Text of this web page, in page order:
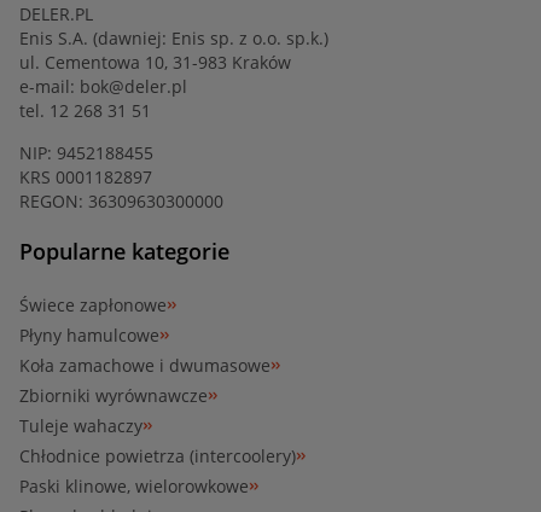
DELER.PL
Enis S.A. (dawniej: Enis sp. z o.o. sp.k.)
ul. Cementowa 10, 31-983 Kraków
e-mail: bok@deler.pl
tel. 12 268 31 51
NIP: 9452188455
KRS 0001182897
REGON: 36309630300000
Popularne kategorie
Świece zapłonowe
Płyny hamulcowe
Koła zamachowe i dwumasowe
Zbiorniki wyrównawcze
Tuleje wahaczy
Chłodnice powietrza (intercoolery)
Paski klinowe, wielorowkowe